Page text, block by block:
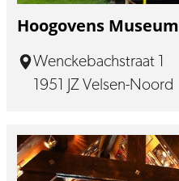
Hoogovens Museum
Wenckebachstraat 1
1951 JZ Velsen-Noord